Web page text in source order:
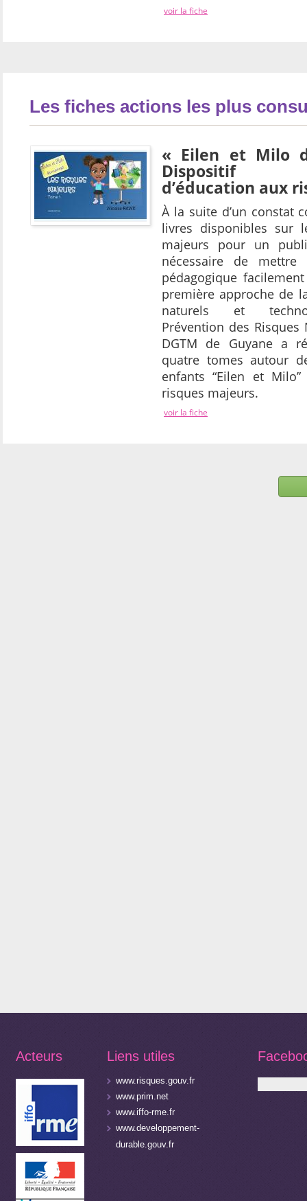
voir la fiche
Les fiches actions les plus
« Eilen et Milo
Dispositif
d’éducation aux
À la suite d’un constat
livres disponibles sur
majeurs pour un
nécessaire de
pédagogique
première approche de
naturels et
Prévention des Risques
DGTM de Guyane a
quatre tomes autour
enfants “Eilen et
risques majeurs.
voir la fiche
Acteurs Liens utiles
www.risques.gouv.fr
www.prim.net
www.iffo-rme.fr
www.developpement-
durable.gouv.fr